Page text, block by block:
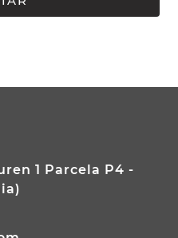
1 Parcela P4 -